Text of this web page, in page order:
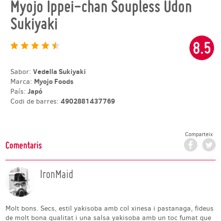
Myojo Ippei-chan Soupless Udon
Sukiyaki
8.5
Sabor:Vedella Sukiyaki
Marca: Myojo Foods
País:Japó
Codi de barres:4902881437769
Comentaris
Comparteix
IronMaid
Molt bons. Secs, estil yakisoba amb col xinesa i pastanaga, fideus
de molt bona qualitat i una salsa yakisoba amb un toc fumat que